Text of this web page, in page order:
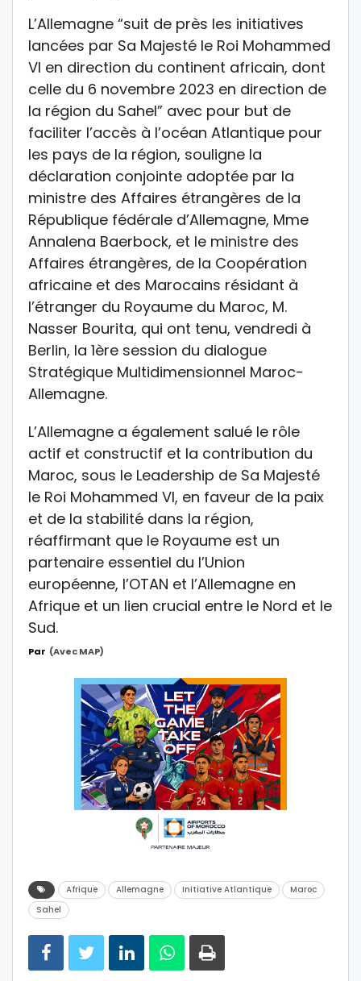
L’Allemagne “suit de près les initiatives
lancées par Sa Majesté le Roi Mohammed
VI en direction du continent africain, dont
celle du 6 novembre 2023 en direction de
la région du Sahel” avec pour but de
faciliter l’accès à l’océan Atlantique pour
les pays de la région, souligne la
déclaration conjointe adoptée par la
ministre des Affaires étrangères de la
République fédérale d’Allemagne, Mme
Annalena Baerbock, et le ministre des
Affaires étrangères, de la Coopération
africaine et des Marocains résidant à
l’étranger du Royaume du Maroc, M.
Nasser Bourita, qui ont tenu, vendredi à
Berlin, la 1ère session du dialogue
Stratégique Multidimensionnel Maroc-
Allemagne.
L’Allemagne a également salué le rôle
actif et constructif et la contribution du
Maroc, sous le Leadership de Sa Majesté
le Roi Mohammed VI, en faveur de la paix
et de la stabilité dans la région,
réaffirmant que le Royaume est un
partenaire essentiel du l’Union
européenne, l’OTAN et l’Allemagne en
Afrique et un lien crucial entre le Nord et le
Sud.
Par (avec MAP)
Afrique Allemagne Initiative Atlantique
Maroc
Sahel